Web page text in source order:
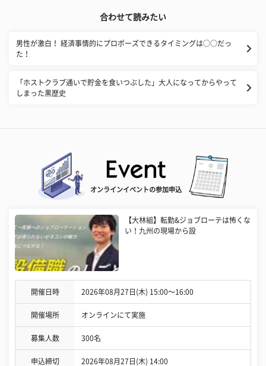
合わせて読みたい
男性が激白！ 経済事情的にプロポーズできるタイミングは○○だっ
た！
「ホストクラブ通いで貯金を食いつぶした」大人になってからやって
しまった黒歴史
オンラインイベントの参加申込
【大林組】転勤&ジョブローテは怖くな
い！九州の現場から設
開催日時 2026年08月27日(木) 15:00〜16:00
開催場所 オンラインにて実施
募集人数 300名
申込締切 2026年08月27日(木) 14:00